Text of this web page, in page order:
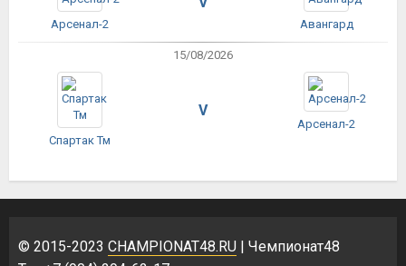
Арсенал-2 Авангард
15/08/2026
Спартак Тм
V
Арсенал-2
© 2015-2023 CHAMPIONAT48.RU | Чемпионат48